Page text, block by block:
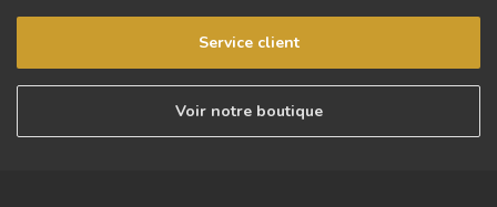
Service client
Voir notre boutique